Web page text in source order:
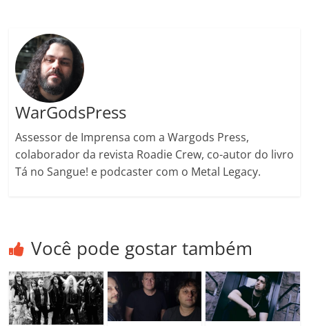
WarGodsPress
Assessor de Imprensa com a Wargods Press,
colaborador da revista Roadie Crew, co-autor do livro
Tá no Sangue! e podcaster com o Metal Legacy.
Você pode gostar também